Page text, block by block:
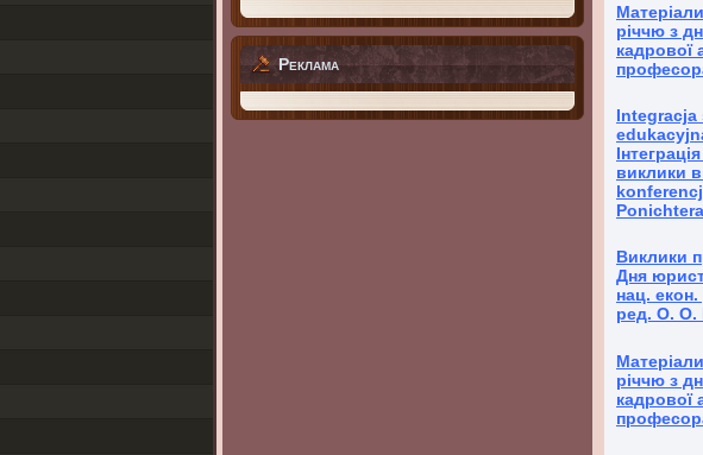
Реклама
Матеріали
річчю з
кадрової
Integracja
виклики
Виклики
Дня
нац.
ред. О. О.
річчю з
кадрової